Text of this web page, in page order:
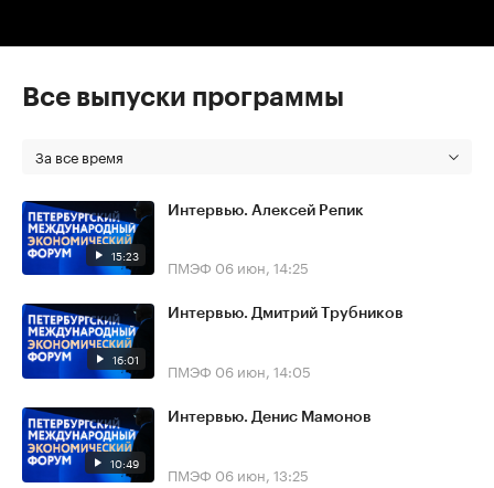
Все выпуски программы
За все время
15:23
Интервью. Алексей Репик
ПМЭФ 06 июн, 14:25
16:01
Интервью. Дмитрий Трубников
ПМЭФ 06 июн, 14:05
10:49
Интервью. Денис Мамонов
ПМЭФ 06 июн, 13:25